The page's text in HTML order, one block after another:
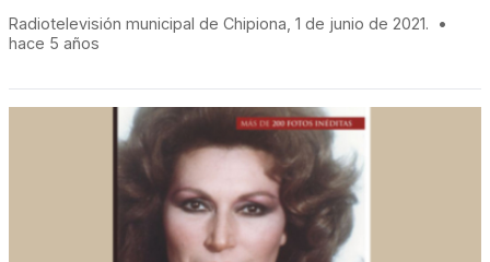
Radiotelevisión municipal de Chipiona, 1 de junio de 2021.
•
hace 5 años